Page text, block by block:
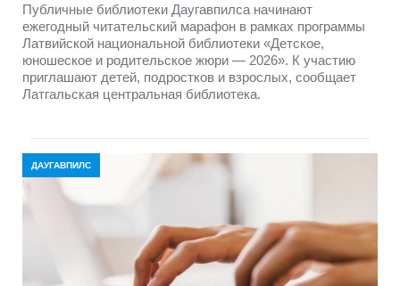
Публичные библиотеки Даугавпилса начинают
ежегодный читательский марафон в рамках программы
Латвийской национальной библиотеки «Детское,
юношеское и родительское жюри — 2026». К участию
приглашают детей, подростков и взрослых, сообщает
Латгальская центральная библиотека.
ДАУГАВПИЛС